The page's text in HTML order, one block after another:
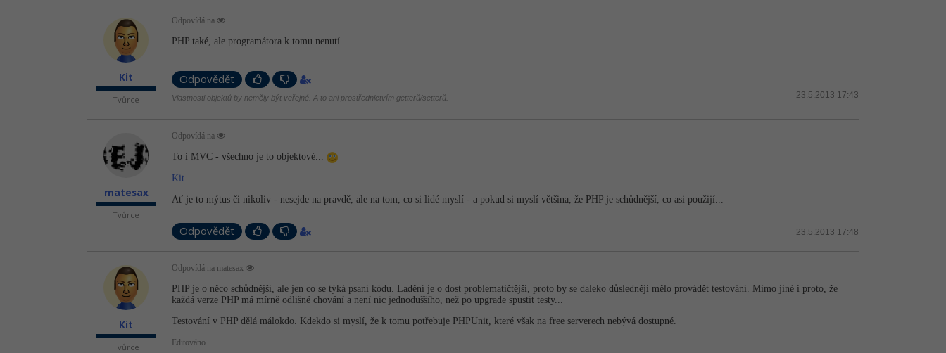
Kit
Tvůrce
Odpovídá na
PHP také, ale programátora k tomu nenutí.
Odpovědět
23.5.2013 17:43
Vlastnosti objektů by neměly být veřejné. A to ani prostřednictvím getterů/setterů.
matesax
Tvůrce
Odpovídá na
To i MVC - všechno je to objektové...
Kit
Ať je to mýtus či nikoliv - nesejde na pravdě, ale na tom, co si lidé myslí - a pokud si myslí většina, že PHP je schůdnější, co asi použijí...
Odpovědět 23.5.2013 17:48
Kit
Tvůrce
Odpovídá na matesax
PHP je o něco schůdnější, ale jen co se týká psaní kódu. Ladění je o dost problematičtější, proto by se daleko důsledněji mělo provádět testování. Mimo jiné i proto, že
každá verze PHP má mírně odlišné chování a není nic jednoduššího, než po upgrade spustit testy...
Testování v PHP dělá málokdo. Kdekdo si myslí, že k tomu potřebuje PHPUnit, které však na free serverech nebývá dostupné.
Editováno